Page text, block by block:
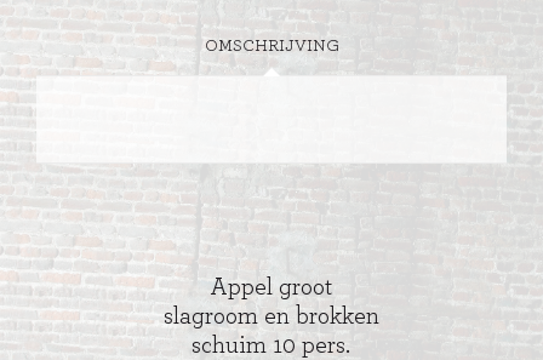
OMSCHRIJVING
Appel groot
slagroom en brokken
schuim 10 pers.